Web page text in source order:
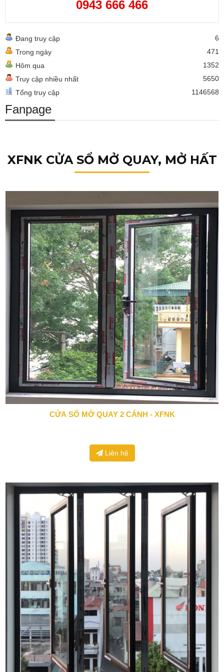
0943 666 466
Đang truy cập
6
Trong ngày
471
Hôm qua
1352
Truy cập nhiều nhất
5650
Tổng truy cập
1146568
Fanpage
XFNK CỬA SỔ MỞ QUAY, MỞ HẤT
0943 666 466
CỬA SỔ MỞ QUAY 2 CÁNH - XFNK
Liên hệ